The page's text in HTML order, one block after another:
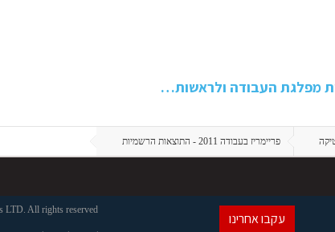
מפלגת העבודה ולראשות…
פריימריז בעבודה 2011 - התוצאות הרשמיות
עקבו אחרינו
LTD. All rights reserved